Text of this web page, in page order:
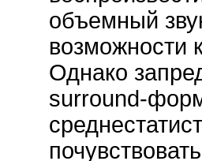
объемный
возможности
Однако
surround-